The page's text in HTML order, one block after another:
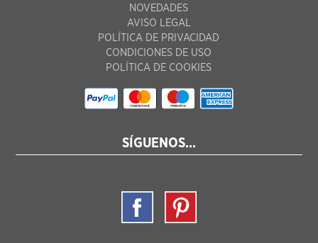
NOVEDADES
AVISO LEGAL
POLÍTICA DE PRIVACIDAD
CONDICIONES DE USO
POLÍTICA DE COOKIES
SÍGUENOS...